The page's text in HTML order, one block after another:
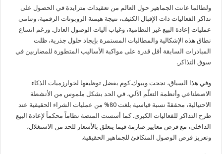
ولطالما عانت الجماهير حول العالم من تعقيدات متزايدة في الحصول على
تذاكر الفعاليات ذات الإقبال الكثيف، نتيجة هيمنة الروبوتات الرقمية، وتنامي
عمليات إعادة البيع غير النظامية، وغياب آليات الوصول العادل. ورغم اتساع
نطاق هذه الإشكالية والمطالبات المستمرة بإيجاد حلول جذرية، ظلت
المبادرات السابقة أقل قدرة على مواكبة الأساليب المتطورة للمضاربين في
سوق التذاكر.
وفي هذا السياق، نجحت ويبوك.كوم بفضل توظيفها لخوارزميات الذكاء
الاصطناعي وأنظمة التعلّم الآلي، في الحد بشكل ملموس من الأنشطة
الاحتيالية، محققةً نسبة قياسية بلغت 80% من عمليات الشراء الحقيقية عند
طرح التذاكر للفعاليات الكبرى. كما أسست المنصة نظاماً محكماً لإعادة البيع
الداخلي، مع فرض معايير صارمة فيما يتعلق بالأسعار للحد من الاستغلال،
وتعزيز فرص الوصول المتكافئ للجماهير الحقيقية.